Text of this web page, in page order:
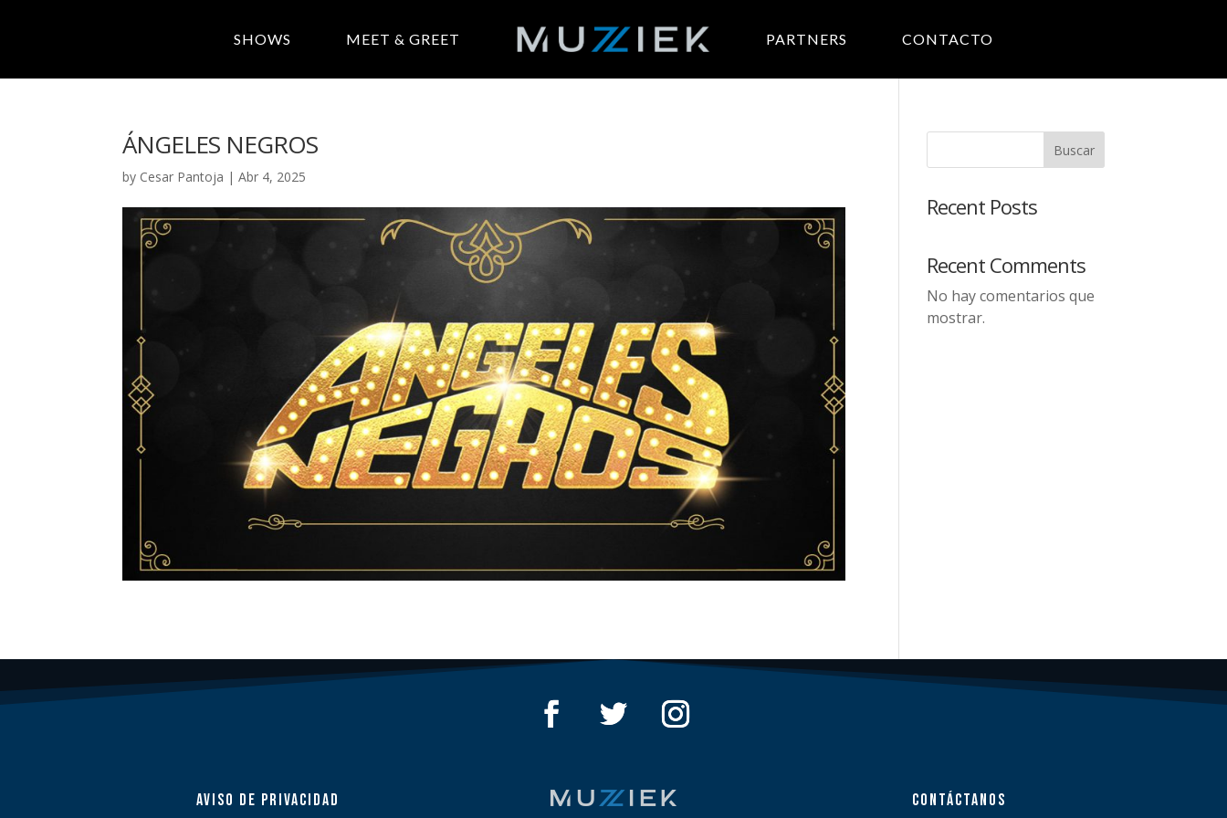
SHOWS MEET & GREET PARTNERS CONTACTO
ÁNGELES NEGROS
by Cesar Pantoja |Abr 4, 2025
Buscar
Recent Posts
Recent Comments
No hay comentarios que
mostrar.
AVISO DE PRIVACIDAD CONTÁCTANOS